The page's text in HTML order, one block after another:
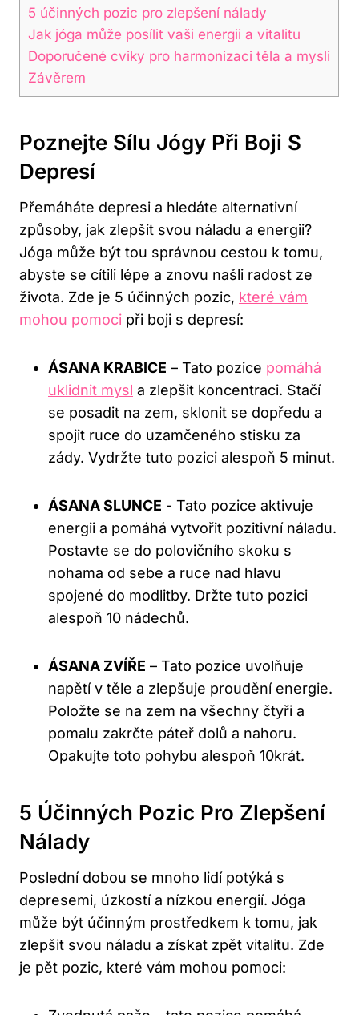
5 účinných pozic pro zlepšení nálady
Jak jóga může posílit vaši energii a vitalitu
Doporučené cviky pro harmonizaci těla a mysli
Závěrem
Poznejte Sílu Jógy ​při Boji S
Depresí
Přemáháte depresi a hledáte alternativní
‌způsoby, ⁤jak zlepšit svou náladu a energii?
Jóga může být tou správnou cestou k tomu,
abyste‍ se cítili lépe a znovu našli radost ze
života. Zde je 5 účinných pozic, které vám
mohou pomoci při boji s depresí:
ÁSANA KRABICE – Tato pozice pomáhá
uklidnit mysl a zlepšit koncentraci. Stačí
se ⁣posadit na zem, sklonit se dopředu a
spojit ‌ruce⁢ do uzamčeného stisku za
zády. Vydržte tuto pozici alespoň 5 minut.
ÁSANA SLUNCE -⁣ Tato pozice aktivuje
energii a pomáhá vytvořit pozitivní náladu.
Postavte​ se do polovičního skoku s
nohama od sebe a‍ ruce nad hlavu
spojené do modlitby. Držte tuto pozici
alespoň 10‍ nádechů.
ÁSANA⁢ ZVÍŘE – Tato pozice uvolňuje‌
napětí v těle a zlepšuje proudění energie.
Položte se na zem na všechny čtyři a
pomalu zakrčte páteř dolů a nahoru.
Opakujte toto pohybu alespoň 10krát.
5 Účinných Pozic Pro Zlepšení
Nálady
Poslední ⁤dobou se mnoho⁢ lidí potýká s
depresemi, úzkostí a nízkou energií. Jóga
může být účinným prostředkem k tomu, jak
zlepšit‍ svou náladu a získat zpět vitalitu. Zde
je pět pozic, které vám mohou pomoci: